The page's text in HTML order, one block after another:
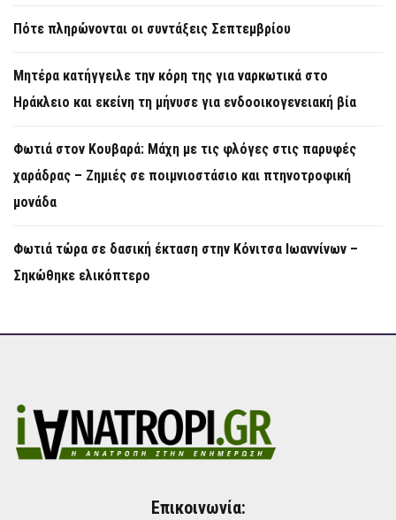
Πότε πληρώνονται οι συντάξεις Σεπτεμβρίου
Μητέρα κατήγγειλε την κόρη της για ναρκωτικά στο
Ηράκλειο και εκείνη τη μήνυσε για ενδοοικογενειακή βία
Φωτιά στον Κουβαρά: Μάχη με τις φλόγες στις παρυφές
χαράδρας – Ζημιές σε ποιμνιοστάσιο και πτηνοτροφική
μονάδα
Φωτιά τώρα σε δασική έκταση στην Κόνιτσα Ιωαννίνων –
Σηκώθηκε ελικόπτερο
Επικοινωνία: